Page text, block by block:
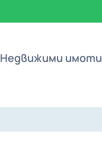
Недвижими имоти